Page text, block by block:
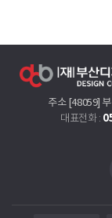
주소 [48059]
대표전화 :